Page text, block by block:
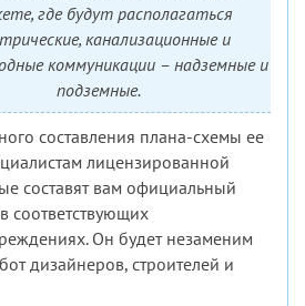
где будут располагаться
канализационные и
коммуникации – надземные и
подземные.
составления плана-схемы ее
лицензированной
составят вам официальный
соответствующих
Он будет незаменим
дизайнеров, строителей и